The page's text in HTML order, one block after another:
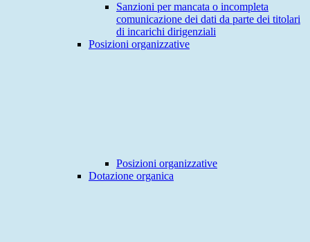
Sanzioni per mancata o incompleta
comunicazione dei dati da parte dei titolari
di incarichi dirigenziali
Posizioni organizzative
Posizioni organizzative
Dotazione organica